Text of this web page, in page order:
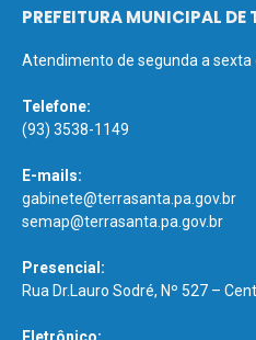
PREFEITURA MUNICIPAL DE
Atendimento de segunda a sexta
Telefone:
(93) 3538-1149
E-mails:
gabinete@terrasanta.pa.gov.br
semap@terrasanta.pa.gov.br
Presencial:
Rua Dr.Lauro Sodré, Nº 527 –